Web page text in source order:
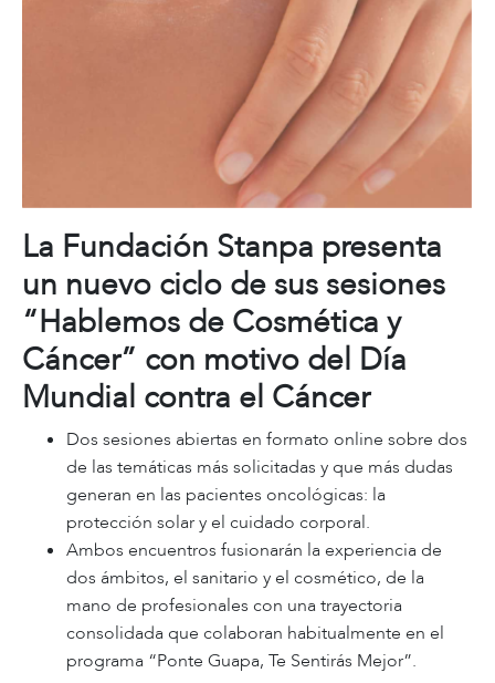
La Fundación Stanpa presenta
un nuevo ciclo de sus sesiones
“Hablemos de Cosmética y
Cáncer” con motivo del Día
Mundial contra el Cáncer
Dos sesiones abiertas en formato online sobre dos
de las temáticas más solicitadas y que más dudas
generan en las pacientes oncológicas: la
protección solar y el cuidado corporal.
Ambos encuentros fusionarán la experiencia de
dos ámbitos, el sanitario y el cosmético, de la
mano de profesionales con una trayectoria
consolidada que colaboran habitualmente en el
programa “Ponte Guapa, Te Sentirás Mejor”.